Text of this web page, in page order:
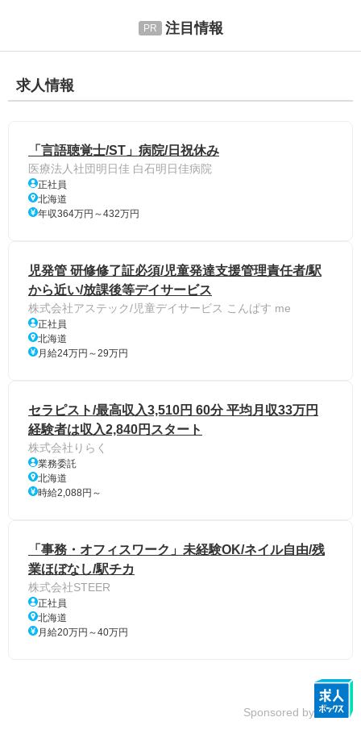
注目情報
求人情報
「言語聴覚士/ST」病院/日祝休み
医療法人社団明日佳 白石明日佳病院
正社員
北海道
年収364万円～432万円
児発管 研修修了証必須/児童発達支援管理責任者/駅
から近い/放課後等デイサービス
株式会社アステック/児童デイサービス こんぱす me
正社員
北海道
月給24万円～29万円
セラピスト/最高収入3,510円 60分 平均月収33万円
経験者は収入2,840円スタート
株式会社りらく
業務委託
北海道
時給2,088円～
「事務・オフィスワーク」未経験OK/ネイル自由/残
業ほぼなし/駅チカ
株式会社STEER
正社員
北海道
月給20万円～40万円
Sponsored by